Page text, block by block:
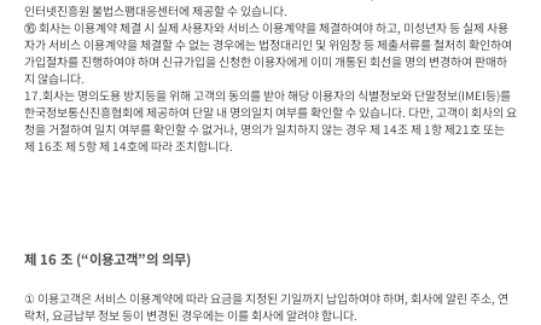
인터넷진흥원 불법스팸대응센터에 제공할 수 있습니다.
⑯ 회사는 이용계약 체결 시 실제 사용자와 서비스 이용계약을 체결하여야 하고, 미성년자 등 실제 사용
자가 서비스 이용계약을 체결할 수 없는 경우에는 법정대리인 및 위임장 등 제출서류를 철저히 확인하여
가입절차를 진행하여야 하며 신규가입을 신청한 이용자에게 이미 개통된 회선을 명의 변경하여 판매하
지 않습니다.
17.회사는 명의도용 방지등을 위해 고객의 동의를 받아 해당 이용자의 식별정보와 단말정보(IMEI등)를
한국정보통신진흥협회에 제공하여 단말 내 명의일치 여부를 확인할 수 있습니다. 다만, 고객이 회사의 요
청을 거절하여 일치 여부를 확인할 수 없거나, 명의가 일치하지 않는 경우 제 14조 제 1항 제21호 또는
제 16조 제 5항 제 14호에 따라 조치합니다.
제 16 조 (“이용고객”의 의무)
① 이용고객은 서비스 이용계약에 따라 요금을 지정된 기일까지 납입하여야 하며, 회사에 알린 주소, 연
락처, 요금납부 정보 등이 변경된 경우에는 이를 회사에 알려야 합니다.